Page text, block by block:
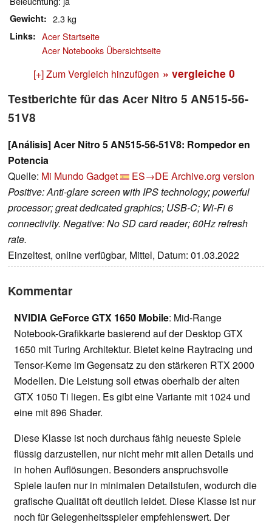
Gewicht 2.3 kg
Links
Acer Startseite
Acer Notebooks Übersichtseite
[+] Zum Vergleich hinzufügen » vergleiche 0
Testberichte für das Acer Nitro 5 AN515-56-
51V8
[Análisis] Acer Nitro 5 AN515-56-51V8: Rompedor en
Potencia
Quelle: Mi Mundo Gadget ES→DE Archive.org version
Positive: Anti-glare screen with IPS technology; powerful
processor; great dedicated graphics; USB-C; Wi-Fi 6
connectivity. Negative: No SD card reader; 60Hz refresh
rate.
Einzeltest, online verfügbar, Mittel, Datum: 01.03.2022
Kommentar
NVIDIA GeForce GTX 1650 Mobile: Mid-Range
Notebook-Grafikkarte basierend auf der Desktop GTX
1650 mit Turing Architektur. Bietet keine Raytracing und
Tensor-Kerne im Gegensatz zu den stärkeren RTX 2000
Modellen. Die Leistung soll etwas oberhalb der alten
GTX 1050 Ti liegen. Es gibt eine Variante mit 1024 und
eine mit 896 Shader.
Diese Klasse ist noch durchaus fähig neueste Spiele
flüssig darzustellen, nur nicht mehr mit allen Details und
in hohen Auflösungen. Besonders anspruchsvolle
Spiele laufen nur in minimalen Detailstufen, wodurch die
grafische Qualität oft deutlich leidet. Diese Klasse ist nur
noch für Gelegenheitsspieler empfehlenswert. Der